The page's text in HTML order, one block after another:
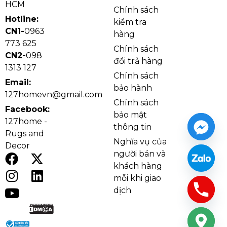
mây mà không khiến không gian bị rối mắt.
Ảnh cận Quạt Trần QT46
Chất liệu dây mây là điểm nhấn tạo nên vẻ đẹp khác
biệt cho mẫu quạt này, phù hợp với những gia chủ
muốn đưa cảm giác tự nhiên vào không gian sống.
HCM
Hotline:
CN1-0963
773 625
CN2-098
1313 127
Email:
127homevn@gmail.com
Facebook:
127home -
Rugs and
Decor
Chính sách
kiểm tra
hàng
Chính sách
đổi trả hàng
Chính sách
bảo hành
Chính sách
bảo mật
thông tin
Nghĩa vụ của
người bán và
khách hàng
mỗi khi giao
dịch